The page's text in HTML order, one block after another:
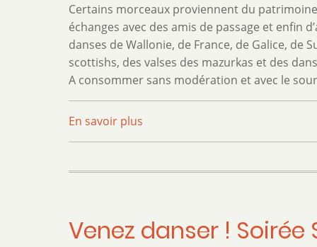
Certains morceaux proviennent du
échanges avec des amis de passage et enfin
danses de Wallonie, de France, de Galice, de
scottishs, des valses des mazurkas et des
A consommer sans modération et avec le
En savoir plus
Folk
Donf
Venez danser ! Soirée